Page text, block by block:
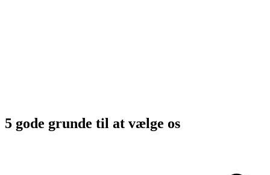
5 gode grunde til at vælge os